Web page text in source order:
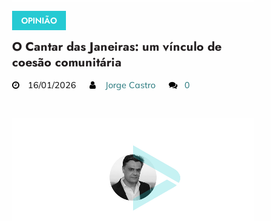
OPINIÃO
O Cantar das Janeiras: um vínculo de
coesão comunitária
16/01/2026 Jorge Castro 0